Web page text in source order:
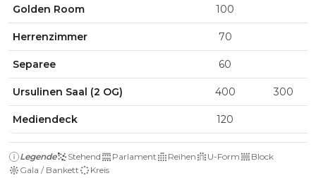
Golden Room 100
Herrenzimmer 70
Separee 60
Ursulinen Saal (2 OG) 400 300
Mediendeck 120
Legende Stehend Parlament Reihen U-Form
Block
Gala / Bankett
Kreis